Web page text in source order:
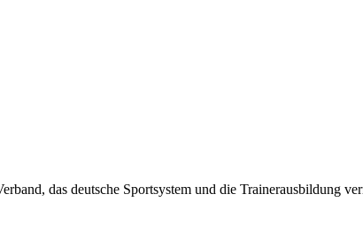
das deutsche Sportsystem und die Trainerausbildung